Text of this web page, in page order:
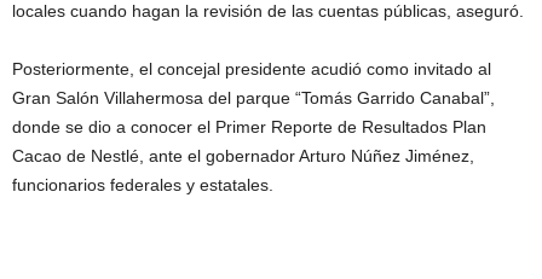
locales cuando hagan la revisión de las cuentas públicas, aseguró.
Posteriormente, el concejal presidente acudió como invitado al
Gran Salón Villahermosa del parque “Tomás Garrido Canabal”,
donde se dio a conocer el Primer Reporte de Resultados Plan
Cacao de Nestlé, ante el gobernador Arturo Núñez Jiménez,
funcionarios federales y estatales.